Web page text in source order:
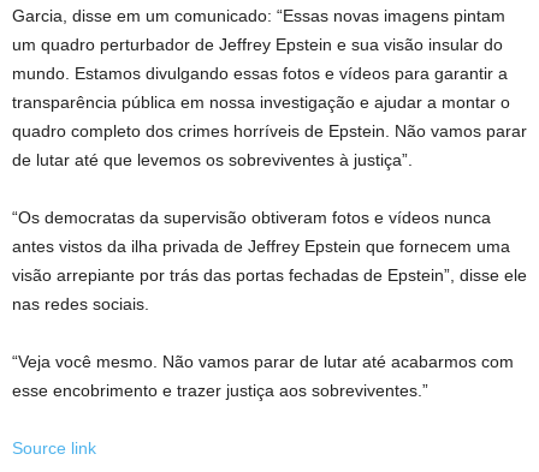
Garcia, disse em um comunicado: “Essas novas imagens pintam
um quadro perturbador de Jeffrey Epstein e sua visão insular do
mundo. Estamos divulgando essas fotos e vídeos para garantir a
transparência pública em nossa investigação e ajudar a montar o
quadro completo dos crimes horríveis de Epstein. Não vamos parar
de lutar até que levemos os sobreviventes à justiça”.
“Os democratas da supervisão obtiveram fotos e vídeos nunca
antes vistos da ilha privada de Jeffrey Epstein que fornecem uma
visão arrepiante por trás das portas fechadas de Epstein”, disse ele
nas redes sociais.
“Veja você mesmo. Não vamos parar de lutar até acabarmos com
esse encobrimento e trazer justiça aos sobreviventes.”
Source link